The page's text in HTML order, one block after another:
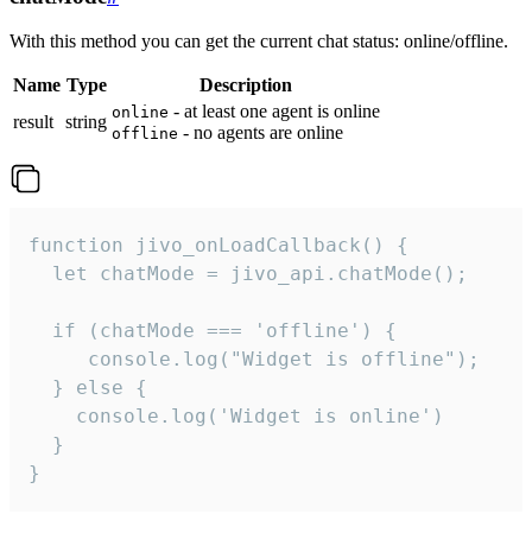
With this method you can get the current chat status: online/offline.
Name Type
Description
result string online - at least one agent is online
offline - no agents are online
function jivo_onLoadCallback() {
  let chatMode = jivo_api.chatMode();
  if (chatMode === 'offline') {
     console.log("Widget is offline");
  } else {
    console.log('Widget is online')
  }
}